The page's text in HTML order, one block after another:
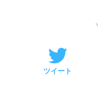
ツイート